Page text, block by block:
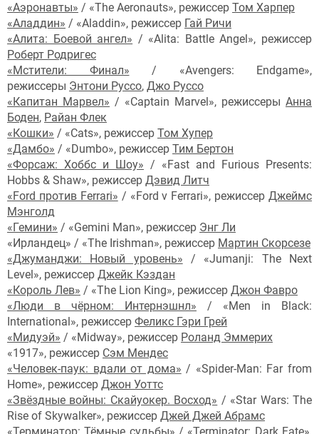
«Аэронавты» / «The Aeronauts», режиссер Том Харпер
«Аладдин» / «Aladdin», режиссер Гай Ричи
«Алита: Боевой ангел» / «Alita: Battle Angel», режиссер
Роберт Родригес
«Мстители: Финал» / «Avengers: Endgame»,
режиссеры Энтони Руссо, Джо Руссо
«Капитан Марвел» / «Captain Marvel», режиссеры Анна
Боден, Райан Флек
«Кошки» / «Cats», режиссер Том Хупер
«Дамбо» / «Dumbo», режиссер Тим Бертон
«Форсаж: Хоббс и Шоу» / «Fast and Furious Presents:
Hobbs & Shaw», режиссер Дэвид Литч
«Ford против Ferrari» / «Ford v Ferrari», режиссер Джеймс
Мэнголд
«Гемини» / «Gemini Man», режиссер Энг Ли
«Ирландец» / «The Irishman», режиссер Мартин Скорсезе
«Джуманджи: Новый уровень» / «Jumanji: The Next
Level», режиссер Джейк Кэздан
«Король Лев» / «The Lion King», режиссер Джон Фавро
«Люди в чёрном: Интернэшнл» / «Men in Black:
International», режиссер Феликс Гэри Грей
«Мидуэй» / «Midway», режиссер Роланд Эммерих
«1917», режиссер Сэм Мендес
«Человек-паук: вдали от дома» / «Spider-Man: Far from
Home», режиссер Джон Уоттс
«Звёздные войны: Скайуокер. Восход» / «Star Wars: The
Rise of Skywalker», режиссер Джей Джей Абрамс